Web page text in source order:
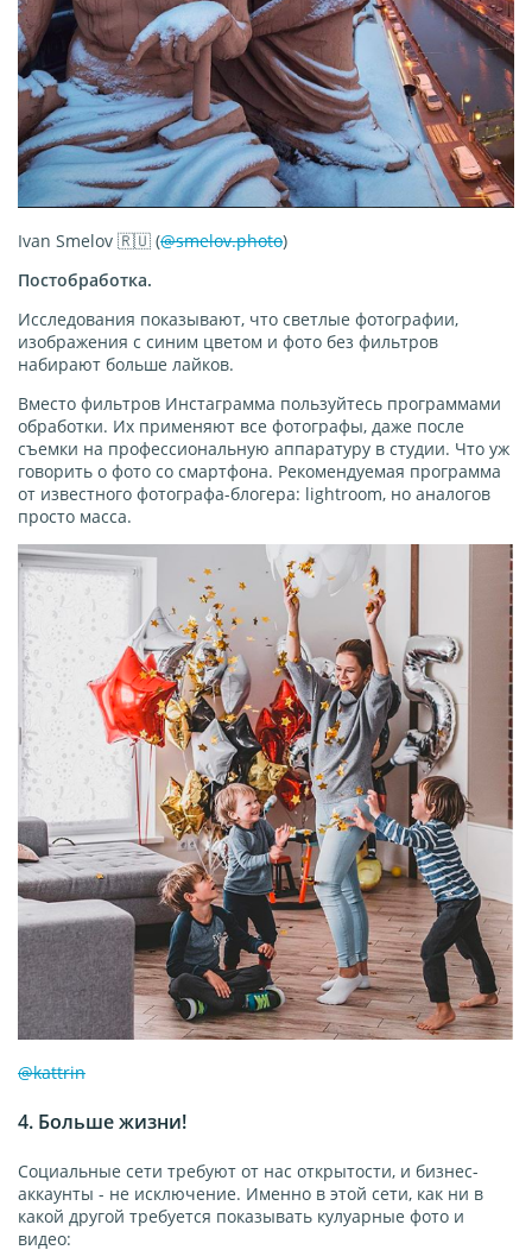
Ivan Smelov 🇷🇺 (@smelov.photo)
Постобработка.
Исследования показывают, что светлые фотографии,
изображения с синим цветом и фото без фильтров
набирают больше лайков.
Вместо фильтров Инстаграмма пользуйтесь программами
обработки. Их применяют все фотографы, даже после
съемки на профессиональную аппаратуру в студии. Что уж
говорить о фото со смартфона. Рекомендуемая программа
от известного фотографа-блогера: lightroom, но аналогов
просто масса.
@kattrin
4. Больше жизни!
Социальные сети требуют от нас открытости, и бизнес-
аккаунты - не исключение. Именно в этой сети, как ни в
какой другой требуется показывать кулуарные фото и
видео: